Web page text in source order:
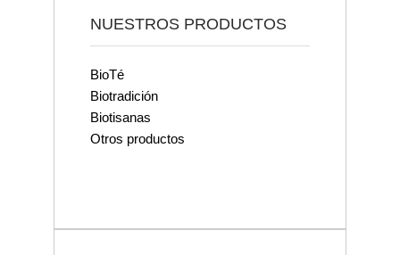
NUESTROS PRODUCTOS
BioTé
Biotradición
Biotisanas
Otros productos